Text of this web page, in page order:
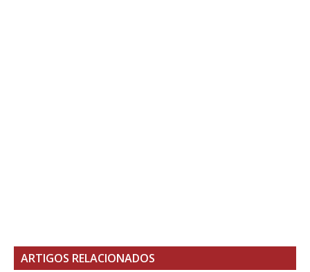
ARTIGOS RELACIONADOS